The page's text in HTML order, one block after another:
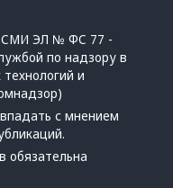
СМИ ЭЛ № ФС 77 -
по надзору в
и
с мнением
обязательна